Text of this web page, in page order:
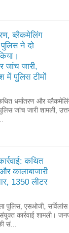
ब्लैकमेलिंग
ने दो
जारी,
में पुलिस टीमों
धर्मांतरण और
जांच जारी शामली,
कथित
कालाबाजारी
1350 लीटर
पुलिस, एसओजी,
कार्रवाई शामली।
सं...